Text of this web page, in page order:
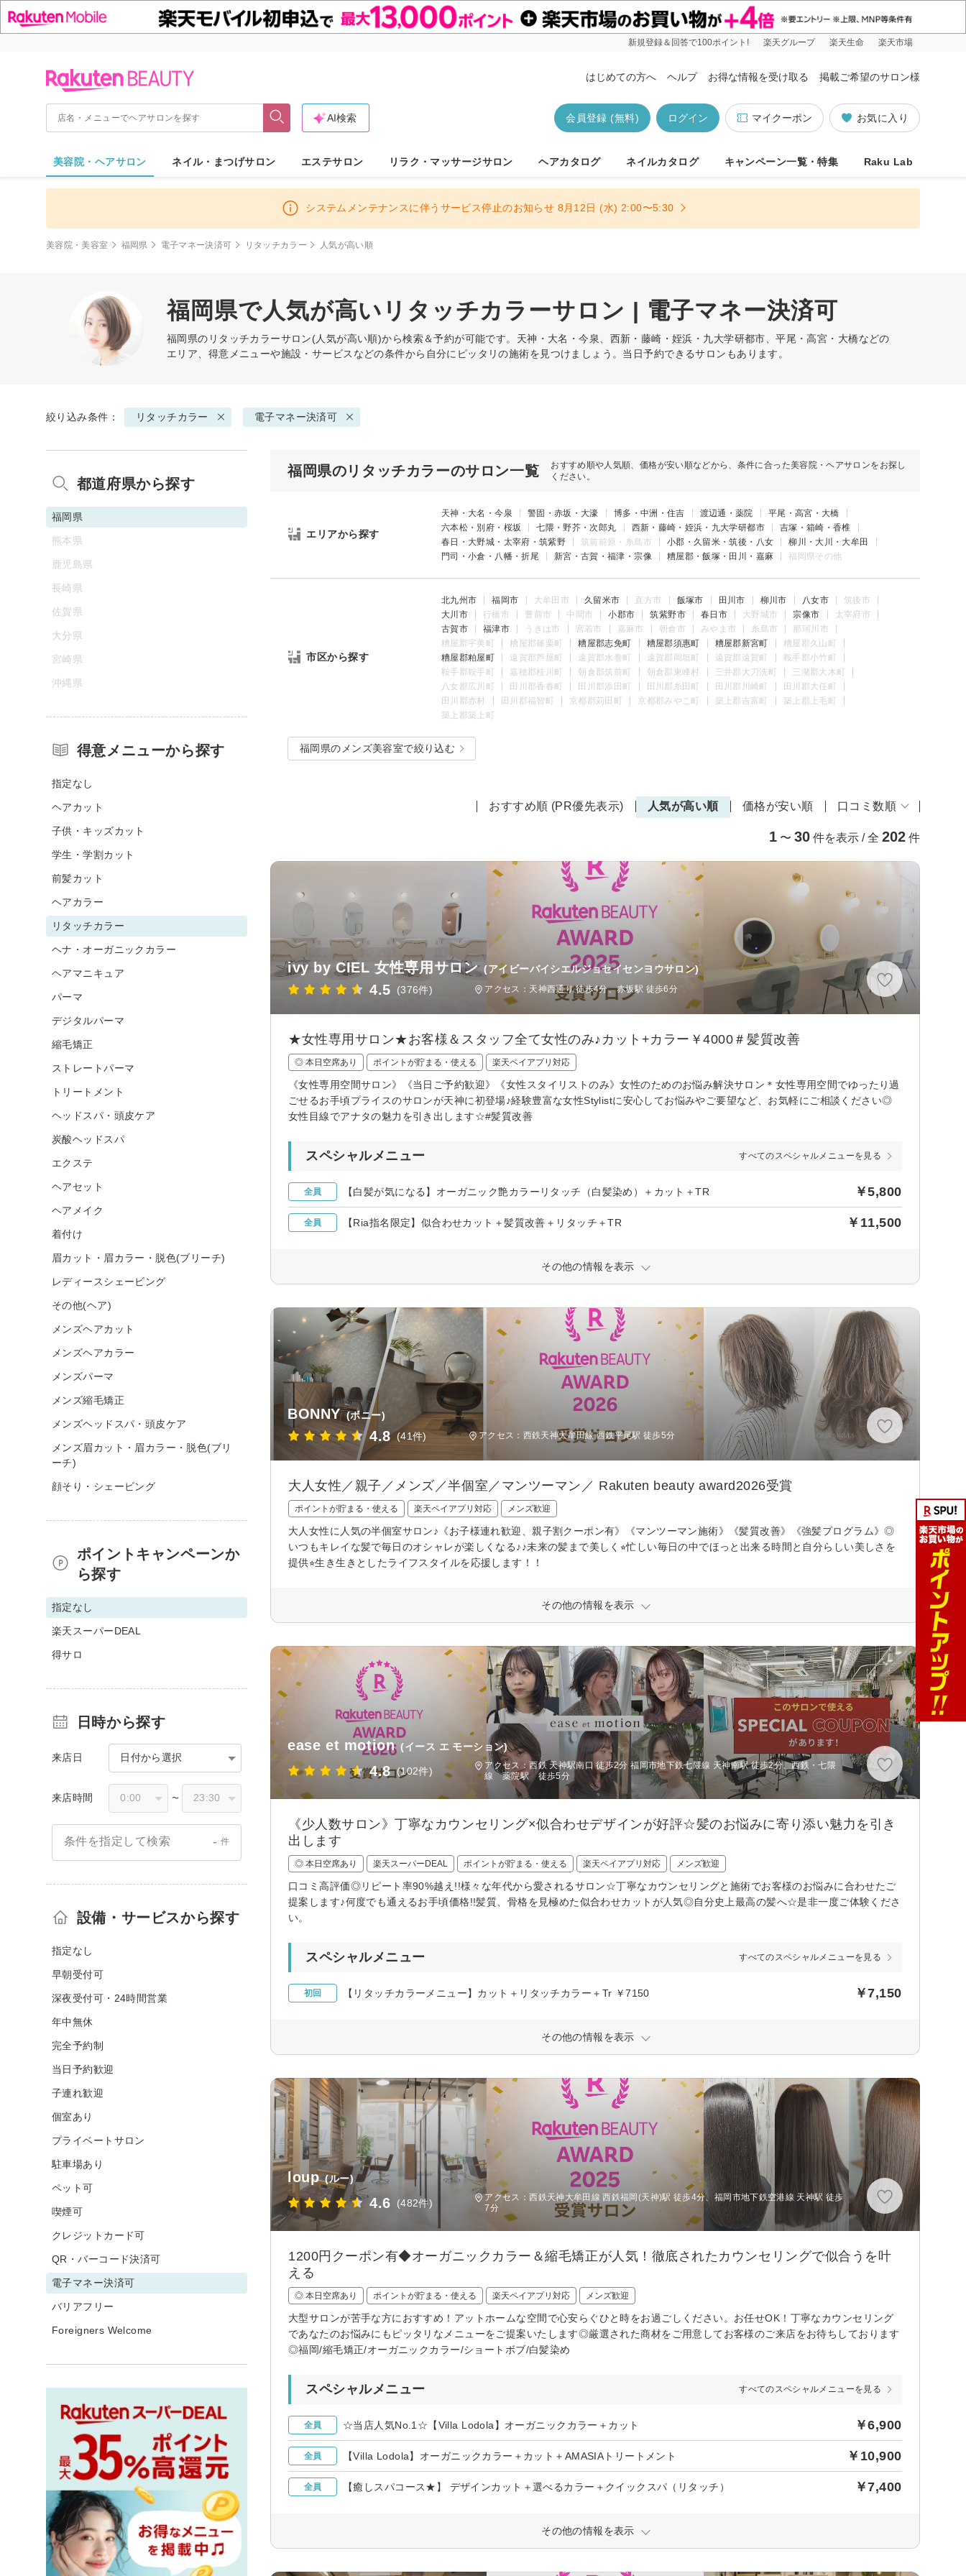
新規登録＆回答で100ポイント! 楽天グループ 楽天生命 楽天市場
はじめての方へ ヘルプ お得な情報を受け取る 掲載ご希望のサロン様
お気に入り
マイクーポン
ログイン
会員登録 (無料)
AI検索
美容院・ヘアサロン ネイル・まつげサロン エステサロン リラク・マッサージサロン ヘアカタログ ネイルカタログ キャンペーン一覧・特集 Raku Lab
システムメンテナンスに伴うサービス停止のお知らせ 8月12日 (水) 2:00〜5:30
美容院・美容室 福岡県 電子マネー決済可 リタッチカラー 人気が高い順
福岡県で人気が高いリタッチカラーサロン | 電子マネー決済可
福岡県の リタッチカラーサロン(人気が高い順)から検索＆予約が可能です。天神・大名・今泉、西新・藤崎・姪浜・九大学研都市、平尾・高宮・大橋などの
エリア、得意メニューや施設・サービスなどの条件から自分にピッタリの施術を見つけましょう。当日予約できるサロンもあります。
絞り込み条件： リタッチカラー 電子マネー決済可
福岡県のリタッチカラーのサロン一覧
おすすめ順や人気順、価格が安い順などから、条件に合った美容院・ヘアサロンをお探し
ください。
エリアから探す
天神・大名・今泉 警固・赤坂・大濠 博多・中洲・住吉 渡辺通・薬院
平尾・高宮・大橋
六本松・別府・桜坂
七隈・野芥・次郎丸 西新・藤崎・姪浜・九大学研都市
吉塚・箱崎・香椎
春日・大野城・太宰府・筑紫野
筑前前原・糸島市 小郡・久留米・筑後・八女
柳川・大川・大牟田
門司・小倉・八幡・折尾
新宮・古賀・福津・宗像 糟屋郡・飯塚・田川・嘉麻 福岡県その他
市区から探す
北九州市 福岡市 大牟田市 久留米市 直方市 飯塚市 田川市 柳川市 八女市
筑後市
大川市
行橋市 豊前市 中間市 小郡市 筑紫野市 春日市 大野城市 宗像市
太宰府市
古賀市
福津市 うきは市 宮若市 嘉麻市 朝倉市 みやま市 糸島市
那珂川市
糟屋郡宇美町
糟屋郡篠栗町 糟屋郡志免町 糟屋郡須惠町 糟屋郡新宮町
糟屋郡久山町
糟屋郡粕屋町
遠賀郡芦屋町 遠賀郡水巻町 遠賀郡岡垣町 遠賀郡遠賀町
鞍手郡小竹町
鞍手郡鞍手町
嘉穂郡桂川町 朝倉郡筑前町 朝倉郡東峰村 三井郡大刀洗町
三潴郡大木町
八女郡広川町
田川郡香春町 田川郡添田町 田川郡糸田町 田川郡川崎町
田川郡大任町
田川郡赤村
田川郡福智町 京都郡苅田町 京都郡みやこ町 築上郡吉富町
築上郡上毛町
築上郡築上町
福岡県のメンズ美容室で絞り込む
おすすめ順 (PR優先表示) 人気が高い順 価格が安い順 口コミ数順
1 〜 30 件を表示 / 全 202 件
ivy by CIEL 女性専用サロン (アイビーバイシエルジョセイセンヨウサロン)
4.5 (376件) アクセス：天神西通り 徒歩4分、赤坂駅 徒歩6分
★女性専用サロン★お客様＆スタッフ全て女性のみ♪カット+カラー￥4000＃髪質改善
◎ 本日空席あり ポイントが貯まる・使える 楽天ペイアプリ対応
《女性専用空間サロン》《当日ご予約歓迎》《女性スタイリストのみ》女性のためのお悩み解決サロン＊女性専用空間でゆったり過
ごせるお手頃プライスのサロンが天神に初登場♪経験豊富な女性Stylistに安心してお悩みやご要望など、お気軽にご相談ください◎
女性目線でアナタの魅力を引き出します☆#髪質改善
スペシャルメニュー すべてのスペシャルメニューを見る
全員 【白髪が気になる】オーガニック艶カラーリタッチ（白髪染め）＋カット＋TR ￥5,800
全員 【Ria指名限定】似合わせカット＋髪質改善＋リタッチ＋TR ￥11,500
その他の情報を表示
BONNY (ボニー)
4.8 (41件) アクセス：西鉄天神大牟田線 西鉄平尾駅 徒歩5分
大人女性／親子／メンズ／半個室／マンツーマン／ Rakuten beauty award2026受賞
ポイントが貯まる・使える 楽天ペイアプリ対応 メンズ歓迎
大人女性に人気の半個室サロン♪《お子様連れ歓迎、親子割クーポン有》《マンツーマン施術》《髪質改善》《強髪プログラム》◎
いつもキレイな髪で毎日のオシャレが楽しくなる♪♪未来の髪まで美しく⭐︎忙しい毎日の中でほっと出来る時間と自分らしい美しさを
提供⭐︎生き生きとしたライフスタイルを応援します！！
その他の情報を表示
ease et motion (イース エ モーション)
4.8 (102件)
アクセス：西鉄 天神駅南口 徒歩2分 福岡市地下鉄七隈線 天神南駅 徒歩2分、西鉄・七隈
線 薬院駅 徒歩5分
《少人数サロン》丁寧なカウンセリング×似合わせデザインが好評☆髪のお悩みに寄り添い魅力を引き
出します
◎ 本日空席あり 楽天スーパーDEAL ポイントが貯まる・使える 楽天ペイアプリ対応 メンズ歓迎
口コミ高評価◎リピート率90%越え!!様々な年代から愛されるサロン☆丁寧なカウンセリングと施術でお客様のお悩みに合わせたご
提案します♪何度でも通えるお手頃価格!!髪質、骨格を見極めた似合わせカットが人気◎自分史上最高の髪へ☆是非一度ご体験くださ
い。
スペシャルメニュー すべてのスペシャルメニューを見る
初回 【リタッチカラーメニュー】カット＋リタッチカラー＋Tr ￥7150 ￥7,150
その他の情報を表示
loup (ルー)
4.6 (482件)
アクセス：西鉄天神大牟田線 西鉄福岡(天神)駅 徒歩4分、福岡市地下鉄空港線 天神駅 徒歩
7分
1200円クーポン有◆オーガニックカラー＆縮毛矯正が人気！徹底されたカウンセリングで似合うを叶
える
◎ 本日空席あり ポイントが貯まる・使える 楽天ペイアプリ対応 メンズ歓迎
大型サロンが苦手な方におすすめ！アットホームな空間で心安らぐひと時をお過ごしください。お任せOK！丁寧なカウンセリング
であなたのお悩みにもピッタリなメニューをご提案いたします◎厳選された商材をご用意してお客様のご来店をお待ちしております
◎福岡/縮毛矯正/オーガニックカラー/ショートボブ/白髪染め
スペシャルメニュー すべてのスペシャルメニューを見る
全員 ☆当店人気No.1☆【Villa Lodola】オーガニックカラー＋カット ￥6,900
全員 【Villa Lodola】オーガニックカラー＋カット＋AMASIAトリートメント ￥10,900
全員 【癒しスパコース★】 デザインカット＋選べるカラー＋クイックスパ（リタッチ） ￥7,400
その他の情報を表示
都道府県から探す
福岡県
熊本県
鹿児島県
長崎県
佐賀県
大分県
宮崎県
沖縄県
得意メニューから探す
指定なし
ヘアカット
子供・キッズカット
学生・学割カット
前髪カット
ヘアカラー
リタッチカラー
ヘナ・オーガニックカラー
ヘアマニキュア
パーマ
デジタルパーマ
縮毛矯正
ストレートパーマ
トリートメント
ヘッドスパ・頭皮ケア
炭酸ヘッドスパ
エクステ
ヘアセット
ヘアメイク
着付け
眉カット・眉カラー・脱色(ブリーチ)
レディースシェービング
その他(ヘア)
メンズヘアカット
メンズヘアカラー
メンズパーマ
メンズ縮毛矯正
メンズヘッドスパ・頭皮ケア
メンズ眉カット・眉カラー・脱色(ブリ
ーチ)
顔そり・シェービング
ポイントキャンペーンか
ら探す
指定なし
楽天スーパーDEAL
得サロ
日時から探す
来店日 日付から選択
来店時間 〜
条件を指定して検索 - 件
設備・サービスから探す
指定なし
早朝受付可
深夜受付可・24時間営業
年中無休
完全予約制
当日予約歓迎
子連れ歓迎
個室あり
プライベートサロン
駐車場あり
ペット可
喫煙可
クレジットカード可
QR・バーコード決済可
電子マネー決済可
バリアフリー
Foreigners Welcome